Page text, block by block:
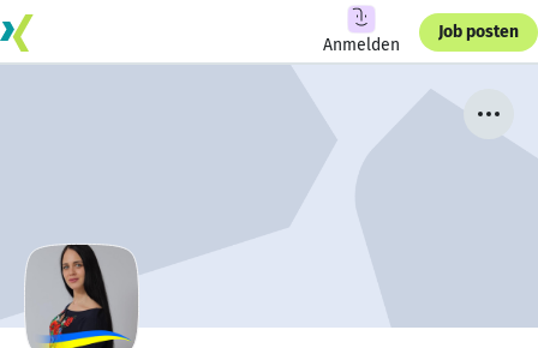
Anmelden
Job posten